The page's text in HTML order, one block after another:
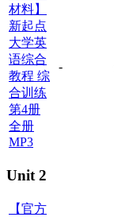
材料】
新起点
大学英
语综合
教程 综
合训练
第4册
全册
MP3
-
Unit 2
【官方